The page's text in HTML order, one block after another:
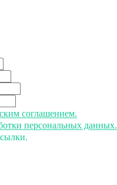
соглашением.
персональных данных.